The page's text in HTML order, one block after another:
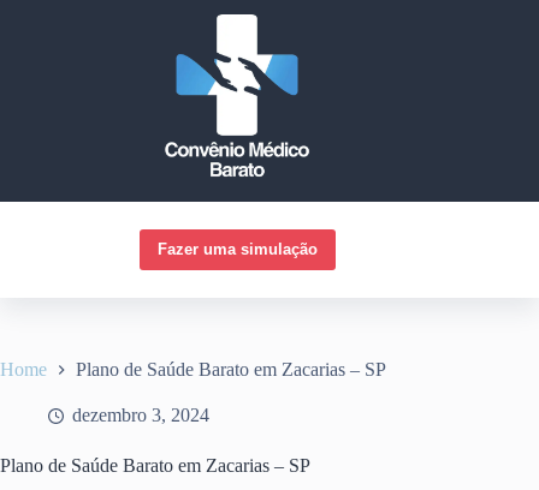
Fazer uma simulação
Home Plano de Saúde Barato em Zacarias – SP
dezembro 3, 2024
Plano de Saúde Barato em Zacarias – SP